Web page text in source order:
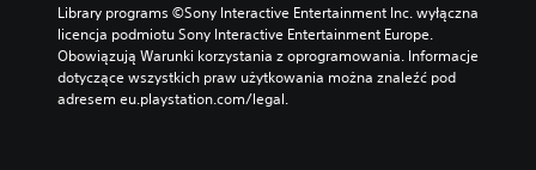
Library programs ©Sony Interactive Entertainment Inc. wyłączna
licencja podmiotu Sony Interactive Entertainment Europe.
Obowiązują Warunki korzystania z oprogramowania. Informacje
dotyczące wszystkich praw użytkowania można znaleźć pod
adresem eu.playstation.com/legal.